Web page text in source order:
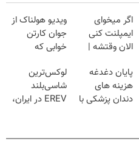
اگر میخوای
ایمپلنت کنی
الان وقتشه |
میلیون تومان!!!
ویدیو هولناک از
جوان کارتن
خوابی که
آموزش رایگان
پایان دغدغه
هزینه های
دندان پزشکی با
لوکس‌ترین
شاسی‌بلند
EREV در ایران،